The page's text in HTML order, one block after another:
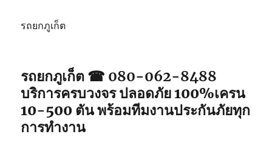
รถยกภูเก็ต
รถยกภูเก็ต ☎ 080-062-8488
บริการครบวงจร ปลอดภัย 100%เครน
10-500 ตัน พร้อมทีมงานประกันภัยทุก
การทำงาน